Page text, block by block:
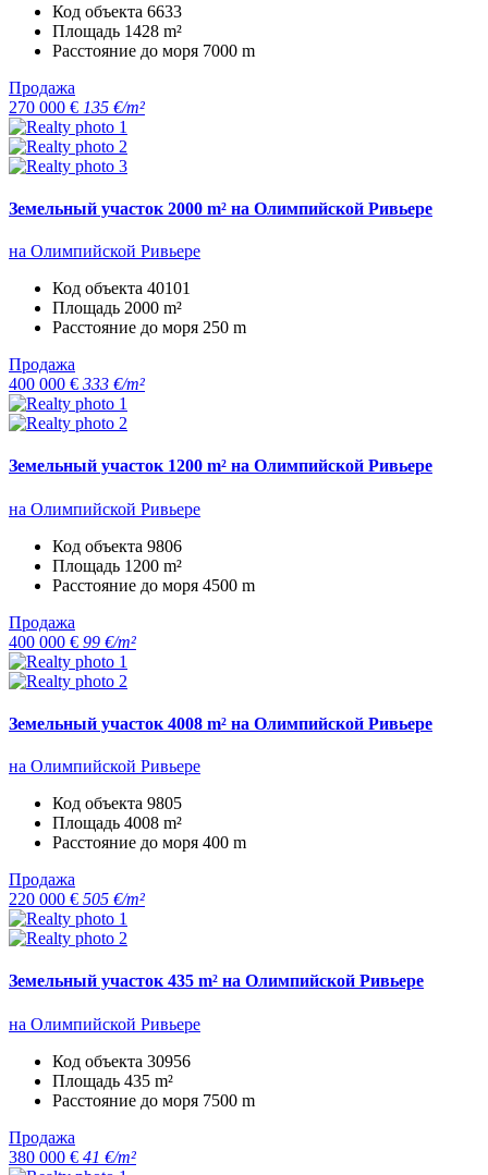
Код объекта 6633
Площадь 1428 m²
Расстояние до моря 7000 m
Продажа
270 000 € 135 €/m²
Земельный участок 2000 m² на Олимпийской Ривьере
на Олимпийской Ривьере
Код объекта 40101
Площадь 2000 m²
Расстояние до моря 250 m
Продажа
400 000 € 333 €/m²
Земельный участок 1200 m² на Олимпийской Ривьере
на Олимпийской Ривьере
Код объекта 9806
Площадь 1200 m²
Расстояние до моря 4500 m
Продажа
400 000 € 99 €/m²
Земельный участок 4008 m² на Олимпийской Ривьере
на Олимпийской Ривьере
Код объекта 9805
Площадь 4008 m²
Расстояние до моря 400 m
Продажа
220 000 € 505 €/m²
Земельный участок 435 m² на Олимпийской Ривьере
на Олимпийской Ривьере
Код объекта 30956
Площадь 435 m²
Расстояние до моря 7500 m
Продажа
380 000 € 41 €/m²